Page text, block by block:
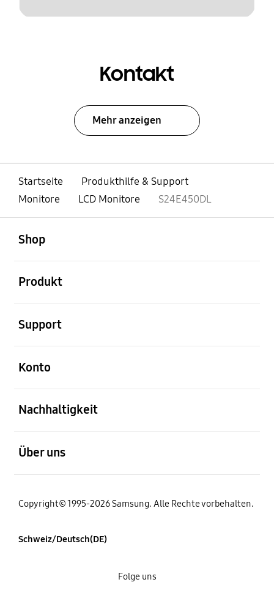
Kontakt
Mehr anzeigen
Startseite
Produkthilfe & Support
Monitore
LCD Monitore S24E450DL
Shop
Produkt
Support
Konto
Nachhaltigkeit
Über uns
Copyright© 1995-2026 Samsung. Alle Rechte vorbehalten.
Schweiz/Deutsch(DE)
Folge uns